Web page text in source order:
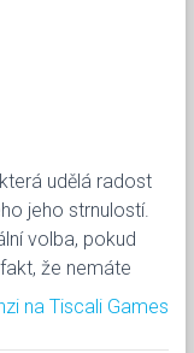
udělá radost
jeho strnulostí.
volba, pokud
že nemáte
na Tiscali Games